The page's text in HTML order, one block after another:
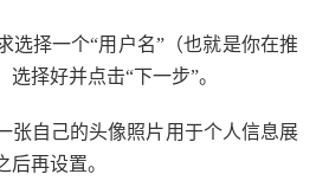
选择一个“用户名”（也就是你在推
择好并点击“下一步”。
张自己的头像照片用于个人信息展
后再设置。